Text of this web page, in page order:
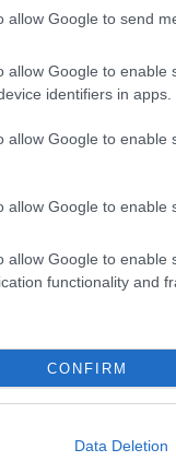
allow Google to send
allow Google to enable
identifiers in apps.
allow Google to enable
allow Google to enable
allow Google to enable
functionality and
CONFIRM
Data Deletion
στο χώρο,
Κάθε Ενωμοτία
έχουμε σχεδιάσει
το οποίο μπορεί